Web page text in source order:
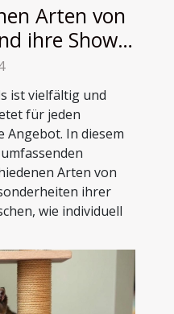
Arten von
ihre Shows
ist vielfältig und
für jeden
Angebot. In diesem
Arten von
ihrer
wie individuell